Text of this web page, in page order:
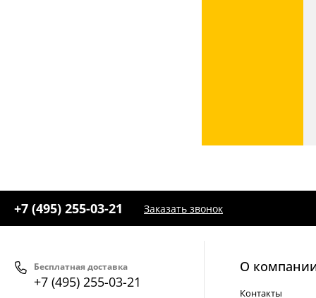
+7 (495) 255-03-21 Заказать звонок
Бесплатная доставка
+7 (495) 255-03-21
О
Контакты